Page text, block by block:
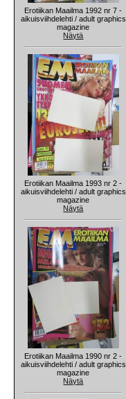
Erotiikan Maailma 1992 nr 7 -
aikuisviihdelehti / adult graphics
magazine
Näytä
Erotiikan Maailma 1993 nr 2 -
aikuisviihdelehti / adult graphics
magazine
Näytä
Erotiikan Maailma 1990 nr 2 -
aikuisviihdelehti / adult graphics
magazine
Näytä